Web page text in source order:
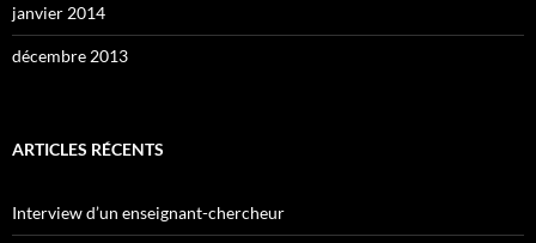
janvier 2014
décembre 2013
ARTICLES RÉCENTS
Interview d’un enseignant-chercheur